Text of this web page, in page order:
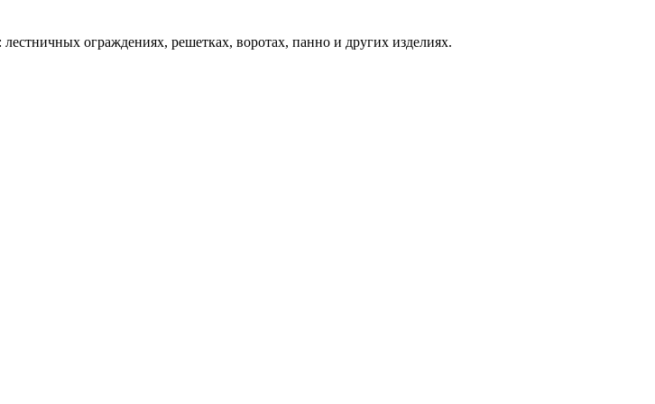
ограждениях, решетках, воротах, панно и других изделиях.